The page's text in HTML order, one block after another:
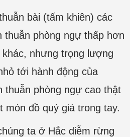
bài (tấm khiên) các
thuẫn phòng ngự thấp hơn
nhưng trọng lượng
tới hành động của
thuẫn phòng ngự cao thật
món đồ quý giá trong tay.
ta ở Hắc diễm rừng